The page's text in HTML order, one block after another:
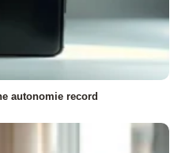
autonomie record